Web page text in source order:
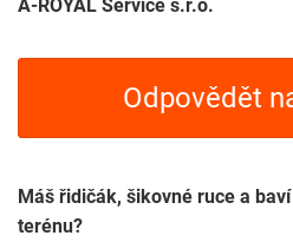
A-ROYAL Service s.r.o.
Odpovědět
Máš řidičák, šikovné ruce a
terénu?